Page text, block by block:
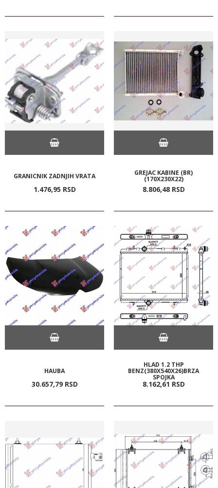
GRANICNIK ZADNJIH VRATA
1.476,95 RSD
GREJAC KABINE (BR)
(170X230X22)
8.806,48 RSD
HAUBA
30.657,79 RSD
HLAD 1.2 THP
BENZ(380X540X26)BRZA
SPOJKA
8.162,61 RSD